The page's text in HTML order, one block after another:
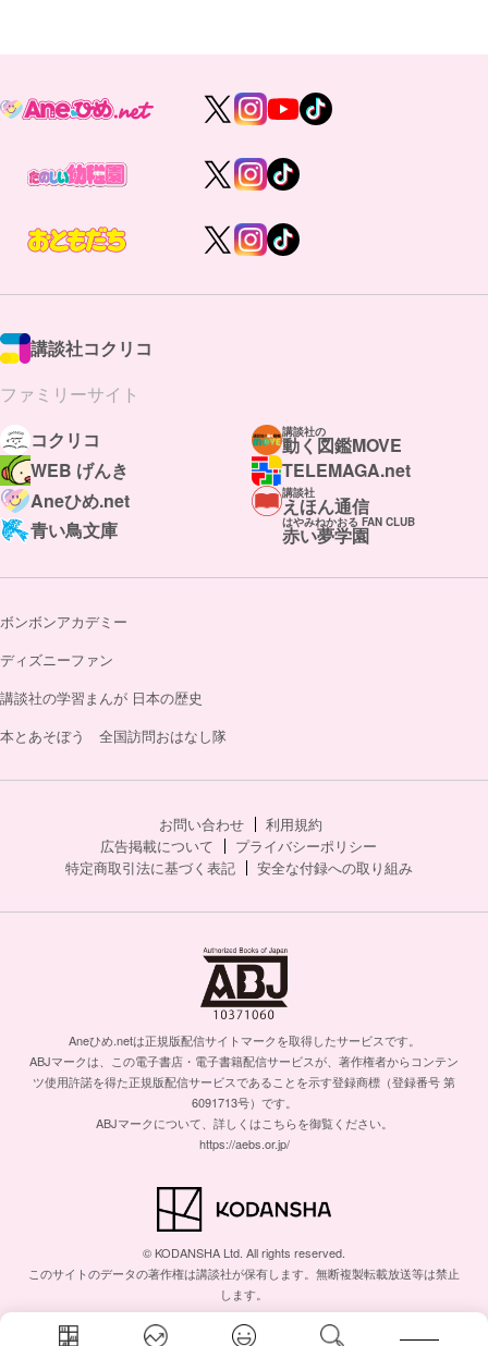
講談社コクリコ
ファミリーサイト
コクリコ
講談社の
動く図鑑MOVE
WEB げんき
TELEMAGA.net
Aneひめ.net
講談社
えほん通信
青い鳥文庫
はやみねかおる FAN CLUB
赤い夢学園
ボンボンアカデミー
ディズニーファン
講談社の学習まんが 日本の歴史
本とあそぼう 全国訪問おはなし隊
お問い合わせ
利用規約
広告掲載について
プライバシーポリシー
特定商取引法に基づく表記
安全な付録への取り組み
Aneひめ.netは正規版配信サイトマークを取得したサービスです。
ABJマークは、この電子書店・電子書籍配信サービスが、著作権者からコンテン
ツ使用許諾を得た正規版配信サービスであることを示す登録商標（登録番号 第
6091713号）です。
ABJマークについて、詳しくはこちらを御覧ください。
https://aebs.or.jp/
© KODANSHA Ltd. All rights reserved.
このサイトのデータの著作権は講談社が保有します。無断複製転載放送等は禁止
します。